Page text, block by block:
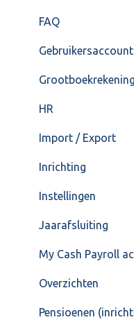
FAQ – Beëindiging
FAQ
Gebruikersaccount
HR
Import / Export
Inrichting
Instellingen
Jaarafsluiting
My Cash Payroll
Overzichten
Pensioenen